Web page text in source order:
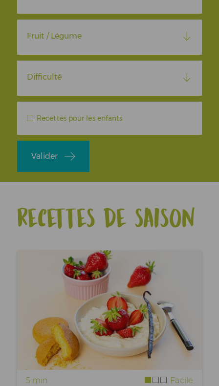
Fruit / Légume
Difficulté
Recettes pour les enfants
Valider
Recettes de saison
5 min Facile